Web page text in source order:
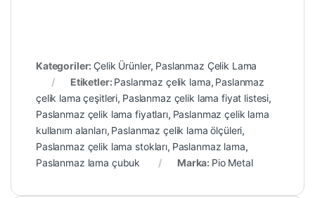
Kategoriler: Çelik Ürünler, Paslanmaz Çelik Lama
Etiketler: Paslanmaz çelik lama, Paslanmaz
çelik lama çeşitleri, Paslanmaz çelik lama fiyat listesi,
Paslanmaz çelik lama fiyatları, Paslanmaz çelik lama
kullanım alanları, Paslanmaz çelik lama ölçüleri,
Paslanmaz çelik lama stokları, Paslanmaz lama,
Paslanmaz lama çubuk
Marka: Pio Metal